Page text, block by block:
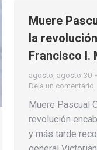
Muere
la
Francisco I.
agosto, agosto-30
Deja un comentario
Muere Pascual
revolución
y más tarde